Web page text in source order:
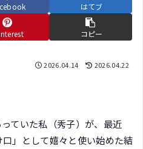
はてブ
コピー
2026.04.14 2026.04.22
ていた私（秀子）が、最近
」として嬉々と使い始めた結